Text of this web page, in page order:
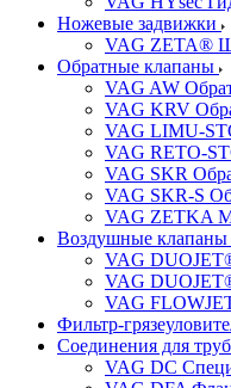
Ножевые задвижки
VAG ZETA®
Обратные клапаны
VAG AW
VAG KRV
VAG LIMU-
VAG RETO-
VAG SKR
VAG SKR-S
VAG ZETKA
Воздушные клапаны
VAG
VAG
VAG
Фильтр-
Соединения для
VAG DC